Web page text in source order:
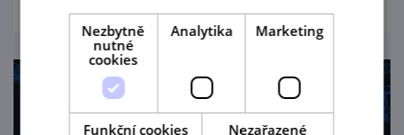
Nezbytně
nutné
cookies
Analytika Marketing
Funkční cookies
Nezařazené